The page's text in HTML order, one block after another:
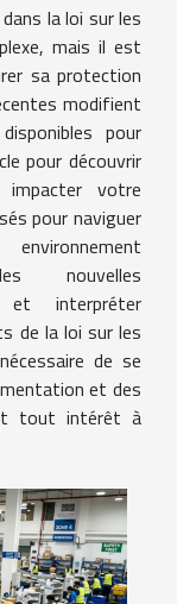
la loi sur les
mais il est
sa protection
modifient
pour
pour découvrir
votre
pour naviguer
nouvelles
et interpréter
de la loi sur les
de se
et des
tout intérêt à